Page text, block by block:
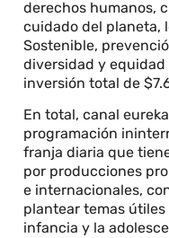
derechos humanos,
cuidado del planeta,
Sostenible,
diversidad y equidad
inversión total de
En total, canal
programación
franja diaria que
por producciones
e internacionales,
plantear temas
infancia y la